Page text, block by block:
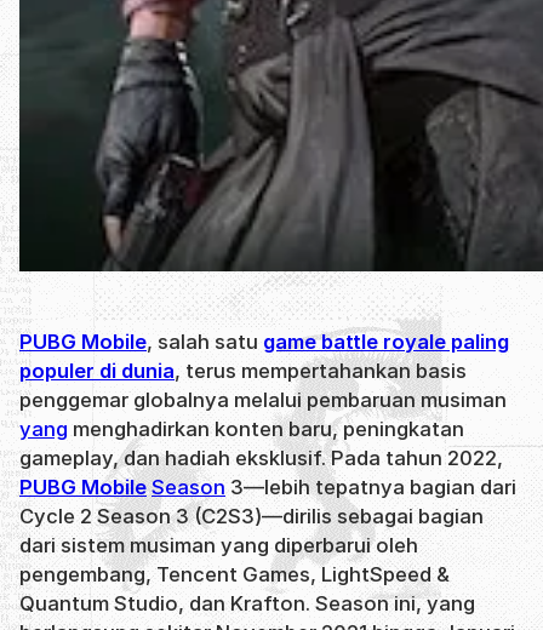
PUBG Mobile, salah satu game battle royale paling
populer di dunia, terus mempertahankan basis
penggemar globalnya melalui pembaruan musiman
yang menghadirkan konten baru, peningkatan
gameplay, dan hadiah eksklusif. Pada tahun 2022,
PUBG Mobile Season 3—lebih tepatnya bagian dari
Cycle 2 Season 3 (C2S3)—dirilis sebagai bagian
dari sistem musiman yang diperbarui oleh
pengembang, Tencent Games, LightSpeed &
Quantum Studio, dan Krafton. Season ini, yang